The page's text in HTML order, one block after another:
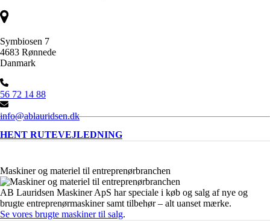
Symbiosen 7
4683 Rønnede
Danmark
56 72 14 88
info@ablauridsen.dk
HENT RUTEVEJLEDNING
Maskiner og materiel til entreprenørbranchen
AB Lauridsen Maskiner ApS har speciale i køb og salg af nye og
brugte entreprenørmaskiner samt tilbehør – alt uanset mærke.
Se vores brugte maskiner til salg.